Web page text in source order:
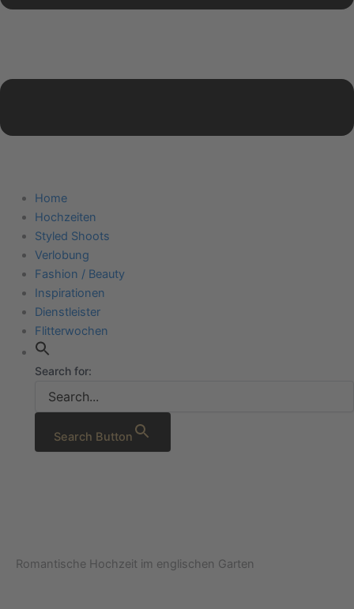
Home
Hochzeiten
Styled Shoots
Verlobung
Fashion / Beauty
Inspirationen
Dienstleister
Flitterwochen
Search for:
Search Button
Romantische Hochzeit im englischen Garten